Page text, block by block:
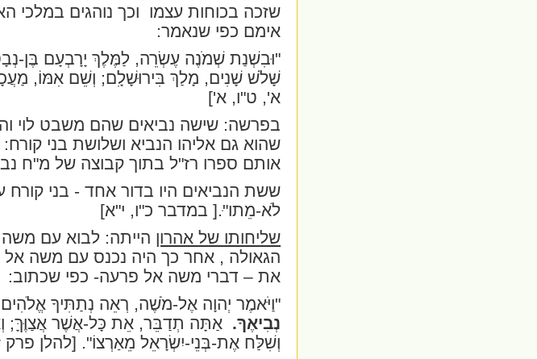
שזכה בכוחות עצמו וכך נוהגים במלכי
אימם כפי שנאמר:
"וּבִשְׁנַת שְׁמֹנֶה עֶשְׂרֵה, לַמֶּלֶךְ יָרָבְעָם בֶּן-
שָׁלֹשׁ שָׁנִים, מָלַךְ בִּירוּשָׁלִָם; וְשֵׁם אִמּוֹ,
א', ט"ו, א']
בפרשה: שישה נביאים שהם משבט לוי
שהוא גם אליהו הנביא ושלושת בני
אותם ספרו רז"ל בתוך קבוצה של מ"ח
ששת הנביאים היו בדור אחד - בני קורח
לֹא-מֵתו"ּ.[ במדבר כ"ו, י"א]
שליחותו של אהרון הייתה: לבוא עם
הגאולה , אחר כך היה נכנס עם משה אל
את – דברי משה אל פרעה- כפי שכתוב:
"וַיֹּאמֶר יְהוָה אֶל-מֹשֶׁה, רְאֵה נְתַתִּיךָ
נְבִיאֶךָ. אַתָּה תְדַבֵּר, אֵת כָּל-אֲשֶׁר אֲצַוֶּךָּ;
וְשִׁלַּח אֶת-בְּנֵי-יִשְׂרָאֵל מֵאַרְצוֹ". [להלן